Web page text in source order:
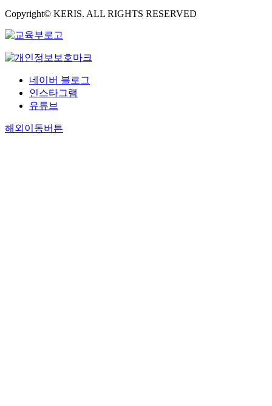
Copyright© KERIS. ALL RIGHTS RESERVED
네이버 블로그
인스타그램
유튜브
해외이동버튼